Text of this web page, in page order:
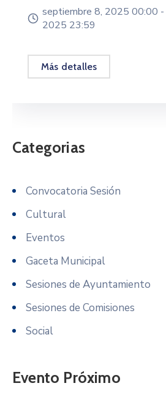
septiembre 8, 2025 00:00 -
2025 23:59
Más detalles
Categorias
Convocatoria Sesión
Cultural
Eventos
Gaceta Municipal
Sesiones de Ayuntamiento
Sesiones de Comisiones
Social
Evento Próximo